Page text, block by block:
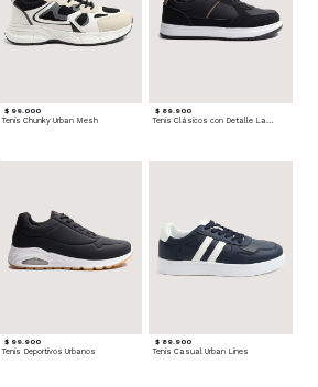
$ 99.000
Tenis Chunky Urban Mesh
$ 89.900
Tenis Clásicos con Detalle Lateral
$ 99.900
Tenis Deportivos Urbanos
$ 89.900
Tenis Casual Urban Lines